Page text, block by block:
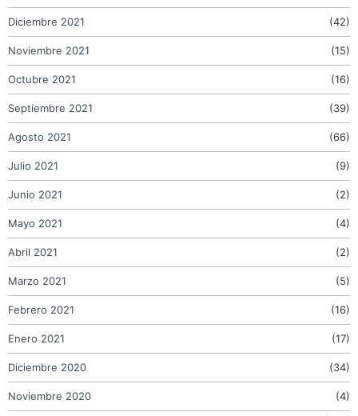
Diciembre 2021 (42)
Noviembre 2021 (15)
Octubre 2021 (16)
Septiembre 2021 (39)
Agosto 2021 (66)
Julio 2021 (9)
Junio 2021 (2)
Mayo 2021 (4)
Abril 2021 (2)
Marzo 2021 (5)
Febrero 2021 (16)
Enero 2021 (17)
Diciembre 2020 (34)
Noviembre 2020 (4)